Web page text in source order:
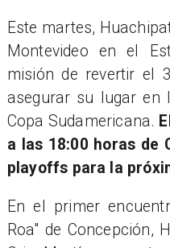
Este martes,
Montevideo en el
misión de revertir el
asegurar su lugar en
Copa Sudamericana.
a las 18:00 horas de
playoffs para la
En el primer
Roa" de Concepción,